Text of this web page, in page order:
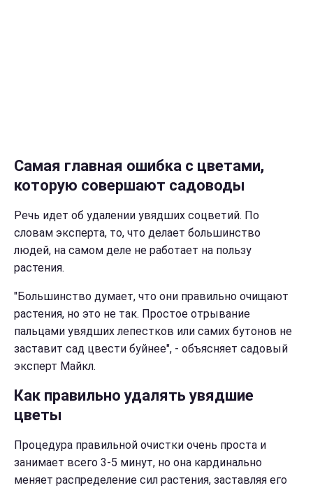
Самая главная ошибка с цветами,
которую совершают садоводы
Речь идет об удалении увядших соцветий. По
словам эксперта, то, что делает большинство
людей, на самом деле не работает на пользу
растения.
"Большинство думает, что они правильно очищают
растения, но это не так. Простое отрывание
пальцами увядших лепестков или самих бутонов не
заставит сад цвести буйнее", - объясняет садовый
эксперт Майкл.
Как правильно удалять увядшие
цветы
Процедура правильной очистки очень проста и
занимает всего 3-5 минут, но она кардинально
меняет распределение сил растения, заставляя его